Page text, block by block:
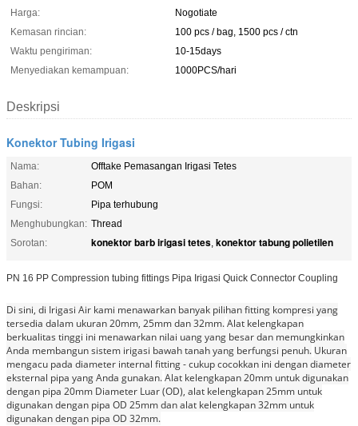
Harga:
Nogotiate
Kemasan rincian:
100 pcs / bag, 1500 pcs / ctn
Waktu pengiriman:
10-15days
Menyediakan kemampuan:
1000PCS/hari
Deskripsi
Konektor Tubing Irigasi
Nama:
Offtake Pemasangan Irigasi Tetes
Bahan:
POM
Fungsi:
Pipa terhubung
Menghubungkan: Thread
Sorotan:
konektor barb irigasi tetes, konektor tabung polietilen
PN 16 PP Compression tubing fittings Pipa Irigasi Quick Connector Coupling
Di sini, di Irigasi Air kami menawarkan banyak pilihan fitting kompresi yang
tersedia dalam ukuran 20mm, 25mm dan 32mm.Alat kelengkapan
berkualitas tinggi ini menawarkan nilai uang yang besar dan memungkinkan
Anda membangun sistem irigasi bawah tanah yang berfungsi penuh. Ukuran
mengacu pada diameter internal fitting - cukup cocokkan ini dengan diameter
eksternal pipa yang Anda gunakan.Alat kelengkapan 20mm untuk digunakan
dengan pipa 20mm Diameter Luar (OD), alat kelengkapan 25mm untuk
digunakan dengan pipa OD 25mm dan alat kelengkapan 32mm untuk
digunakan dengan pipa OD 32mm.